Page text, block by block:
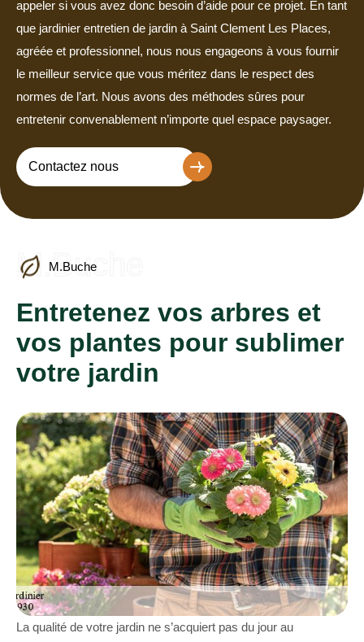
appeler si vous avez donc besoin d’aide pour ce projet. En tant
que jardinier entretien de jardin à Saint Clement Les Places,
agréée et professionnel, nous nous engageons à vous fournir
le meilleur service que vous méritez dans le respect des
normes de l’art. Nous avons des méthodes sûres pour
entretenir convenablement n’importe quel espace paysager.
Contactez nous
M.Buche
M.Buche
Entretenez vos arbres et
vos plantes pour sublimer
votre jardin
La qualité de votre jardin ne s’acquiert pas du jour au